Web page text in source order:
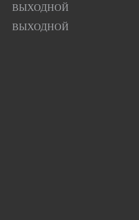
ВЫХОДНОЙ
ВЫХОДНОЙ